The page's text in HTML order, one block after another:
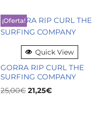
¡Oferta!
Quick View
GORRA RIP CURL THE
SURFING COMPANY
25,00€ 21,25€